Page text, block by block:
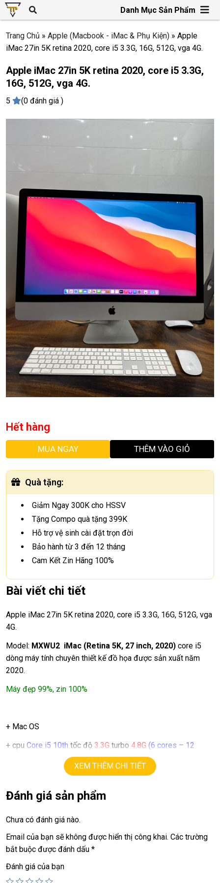
Danh Mục Sản Phẩm
Trang Chủ » Apple (Macbook - iMac & Phụ Kiện) » Apple
iMac 27in 5K retina 2020, core i5 3.3G, 16G, 512G, vga 4G.
Apple iMac 27in 5K retina 2020, core i5 3.3G,
16G, 512G, vga 4G.
5 (0 đánh giá )
Hết hàng
MUA NGAY THÊM VÀO GIỎ
Quà tặng:
Giảm Ngay 300K cho HSSV
Tặng Compo quà tặng 399K
Hỗ trợ vệ sinh cài đặt trọn đời
Bảo hành từ 3 đến 12 tháng
Cam Kết Zin Hãng 100%
Bài viết chi tiết
Apple iMac 27in 5K retina 2020, core i5 3.3G, 16G, 512G, vga
4G.
Model: MXWU2 iMac (Retina 5K, 27 inch, 2020) core i5
dòng máy tính chuyên thiết kế đồ họa được sản xuất năm
2020.
Máy đẹp 99%, zin 100%
+ Mac OS
+ cpu Core i5 10th tốc độ 3.3G turbo 4.8G (6 cores – 12
+ apple ssd512G
+ vga
AMD Radeon Pro 5300 = 4G GDDR6
+ webcam, usb 3.0, thunder bold, usb type C…
XEM THÊM CHI TIẾT
Đánh giá sản phẩm
Chưa có đánh giá nào.
Email của bạn sẽ không được hiển thị công khai. Các trường
bắt buộc được đánh dấu *
Đánh giá của bạn